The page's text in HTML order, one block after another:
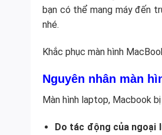
bạn có thể mang máy đến
nhé.
Khắc phục màn hình
Nguyên nhân màn
Màn hình laptop, Macbook
Do tác động của ngoại